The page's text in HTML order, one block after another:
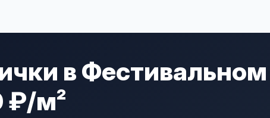
в
₽/м²